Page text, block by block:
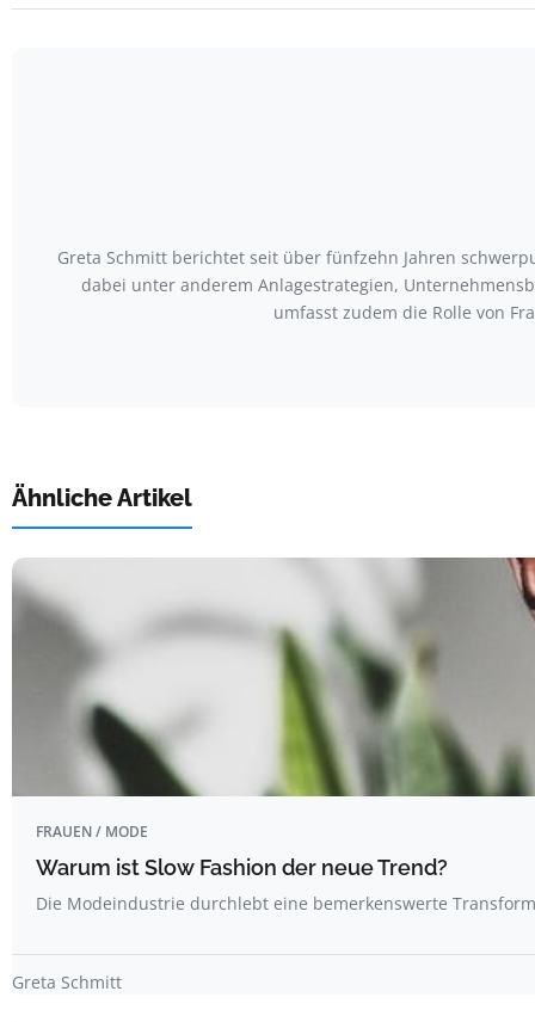
Greta Schmitt berichtet seit über fünfzehn Jahren
dabei unter anderem Anlagestrategien,
umfasst zudem die Rolle von
Ähnliche Artikel
FRAUEN / MODE
Warum ist Slow Fashion der neue Trend?
Die Modeindustrie durchlebt eine bemerkenswerte
Greta Schmitt